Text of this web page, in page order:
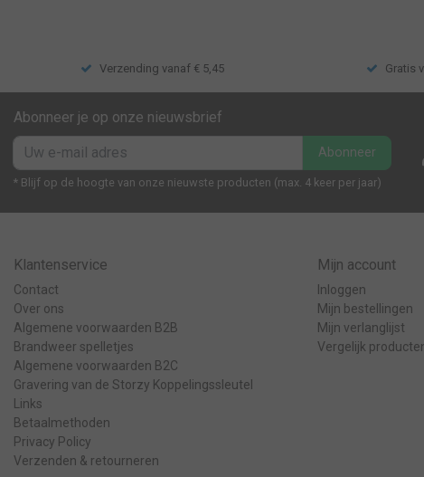
Verzending vanaf € 5,45 Gratis
Abonneer je op onze nieuwsbrief
Abonneer
* Blijf op de hoogte van onze nieuwste producten (max. 4 keer per jaar)
Klantenservice
Contact
Over ons
Algemene voorwaarden B2B
Brandweer spelletjes
Algemene voorwaarden B2C
Gravering van de Storzy Koppelingssleutel
Links
Betaalmethoden
Privacy Policy
Verzenden & retourneren
Mijn account
Inloggen
Mijn bestellingen
Mijn verlanglijst
Vergelijk